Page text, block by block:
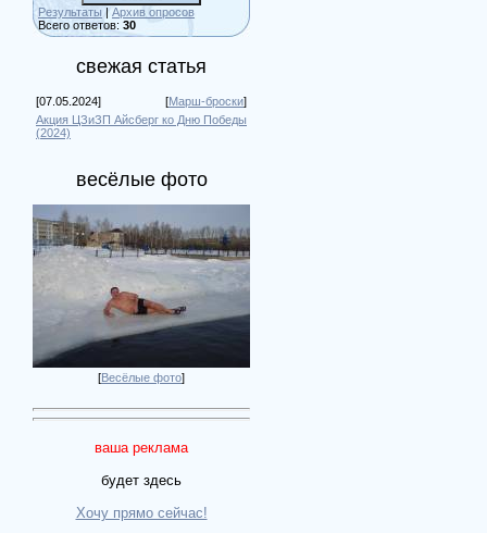
Результаты | Архив опросов
Всего ответов: 30
свежая статья
[07.05.2024] [Марш-броски]
Акция ЦЗиЗП Айсберг ко Дню Победы
(2024)
весёлые фото
[Весёлые фото]
ваша реклама
будет здесь
Хочу прямо сейчас!